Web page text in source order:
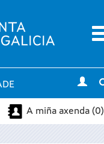
A miña axenda (0)